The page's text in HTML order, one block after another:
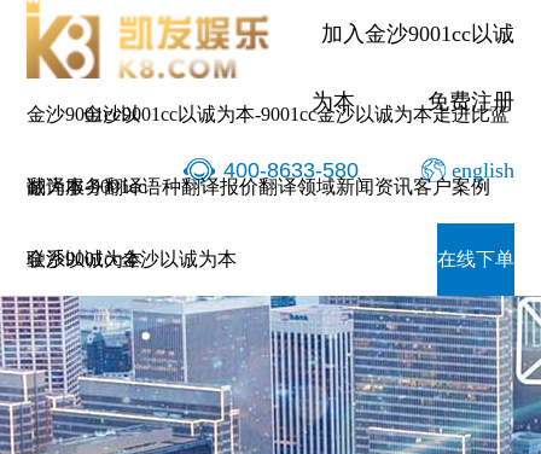
加入金沙9001cc以诚
为本 免费注册
400-8633-580 english
金沙9001cc以
诚为本-9001cc
金沙以诚为本
金沙9001cc以诚为本-9001cc金沙以诚为本走进比蓝
翻译服务翻译语种翻译报价翻译领域新闻资讯客户案例
联系9001cc金沙以诚为本 在线下单